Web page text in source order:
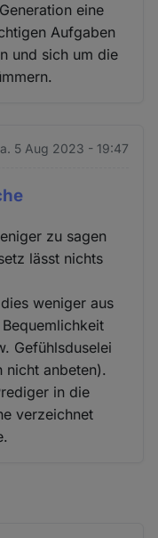
eine
Aufgaben
und sich um die
5 Aug 2023 - 19:47
zu sagen
lässt nichts
weniger aus
Gefühlsduselei
nicht anbeten).
in die
verzeichnet